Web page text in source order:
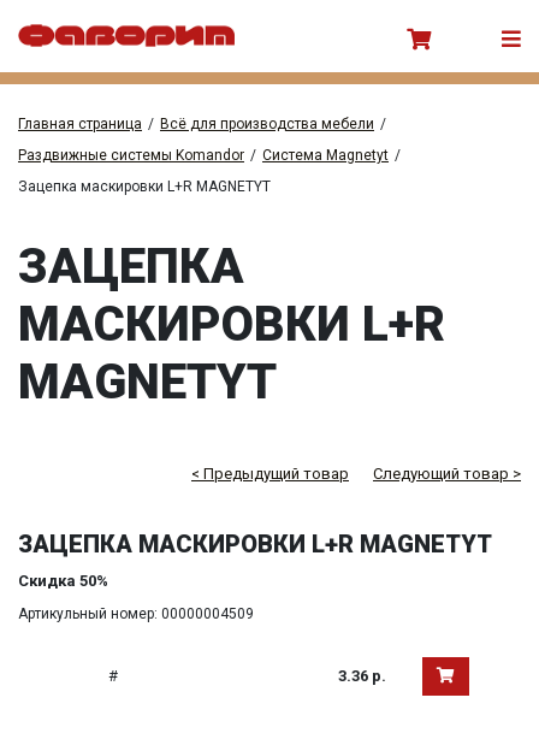
Главная страница / Всё для производства мебели /
Раздвижные системы Komandor / Система Magnetyt /
Зацепка маскировки L+R MAGNETYT
ЗАЦЕПКА
МАСКИРОВКИ L+R
MAGNETYT
< Предыдущий товар Следующий товар >
ЗАЦЕПКА МАСКИРОВКИ L+R MAGNETYT
Скидка 50%
Артикульный номер: 00000004509
# 3.36 р.